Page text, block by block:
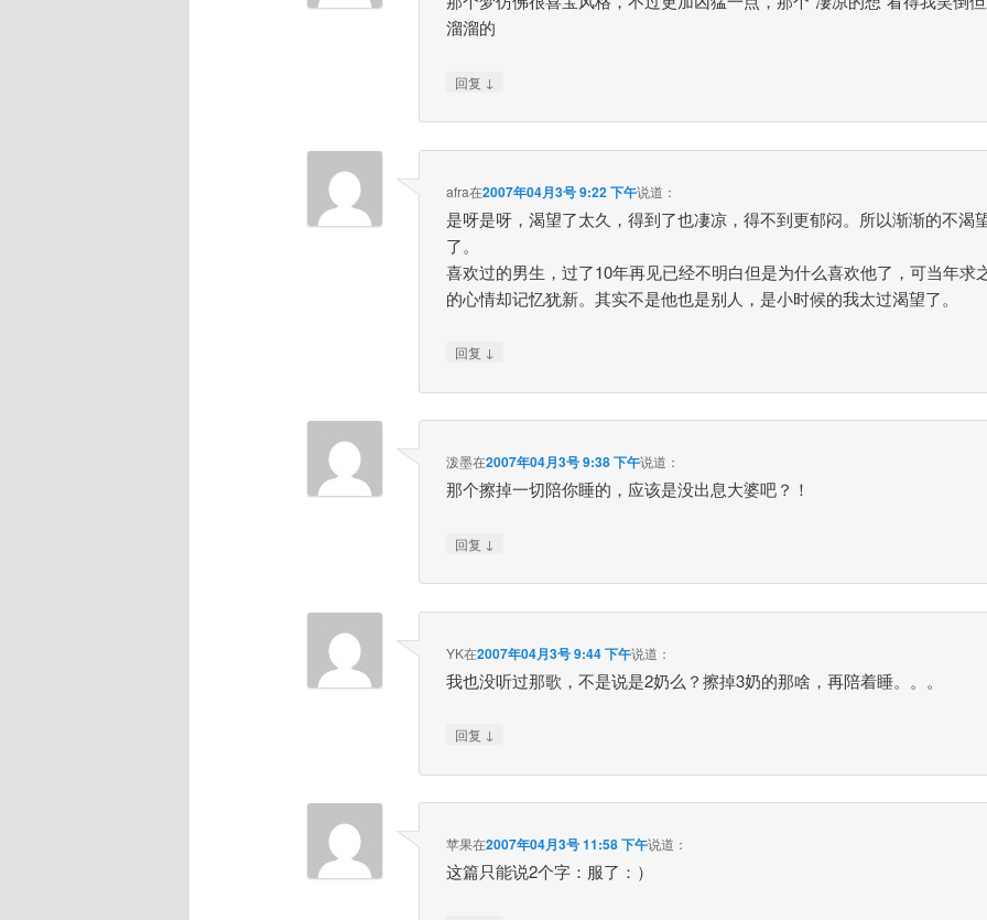
溜溜的
回复 ↓
afra在2007年04月3号 9:22 下午说道：
是呀是呀，渴望了太久，得到了也凄凉，得不到更郁闷。所以渐渐的不渴
了。
喜欢过的男生，过了10年再见已经不明白但是为什么喜欢他了，可当年求
的心情却记忆犹新。其实不是他也是别人，是小时候的我太过渴望了。
回复 ↓
泼墨在2007年04月3号 9:38 下午说道：
那个擦掉一切陪你睡的，应该是没出息大婆吧？！
回复 ↓
YK在2007年04月3号 9:44 下午说道：
我也没听过那歌，不是说是2奶么？擦掉3奶的那啥，再陪着睡。。。
回复 ↓
苹果在2007年04月3号 11:58 下午说道：
这篇只能说2个字：服了：）